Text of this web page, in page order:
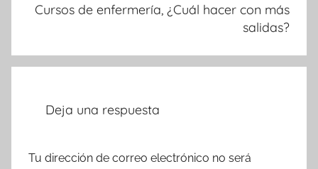
Cursos de enfermería, ¿Cuál hacer con más
salidas?
Deja una respuesta
Tu dirección de correo electrónico no será